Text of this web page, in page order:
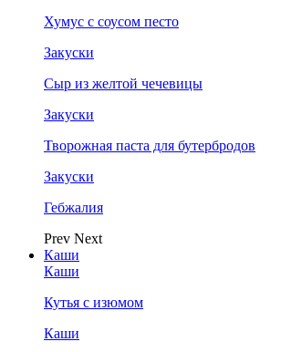
Хумус с соусом песто
Закуски
Сыр из желтой чечевицы
Закуски
Творожная паста для бутербродов
Закуски
Гебжалия
Prev Next
Каши
Каши
Кутья с изюмом
Каши